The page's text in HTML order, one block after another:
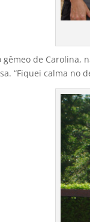
gêmeo de Carolina,
“Fiquei calma no